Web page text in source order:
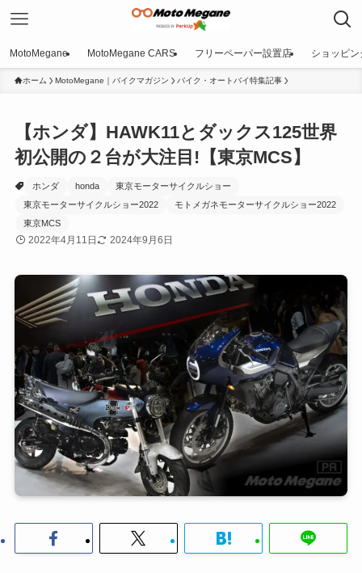
MotoMegane MotoMegane CARS フリーペーパー設置店 ショッピン
ホーム MotoMegane｜バイクマガジン バイク・オートバイ特集記事
【ホンダ】HAWK11とダックス125世界
初公開の２台が大注目!【東京MCS】
ホンダ honda
東京モーターサイクルショー
東京モーターサイクルショー2022
モトメガネモーターサイクルショー2022
東京MCS
2022年4月11日 2024年9月6日